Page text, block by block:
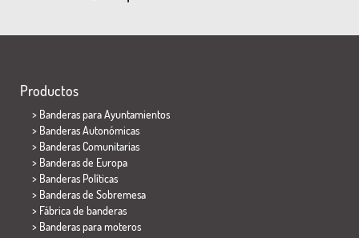
Productos
> Banderas para Ayuntamientos
> Banderas Autonómicas
> Banderas Comunitarias
> Banderas de Europa
> Banderas Políticas
> Banderas de Sobremesa
> Fábrica de banderas
> Banderas para moteros